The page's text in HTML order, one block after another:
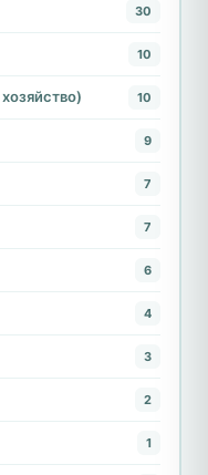
30
10
10
9
7
7
6
4
3
2
1